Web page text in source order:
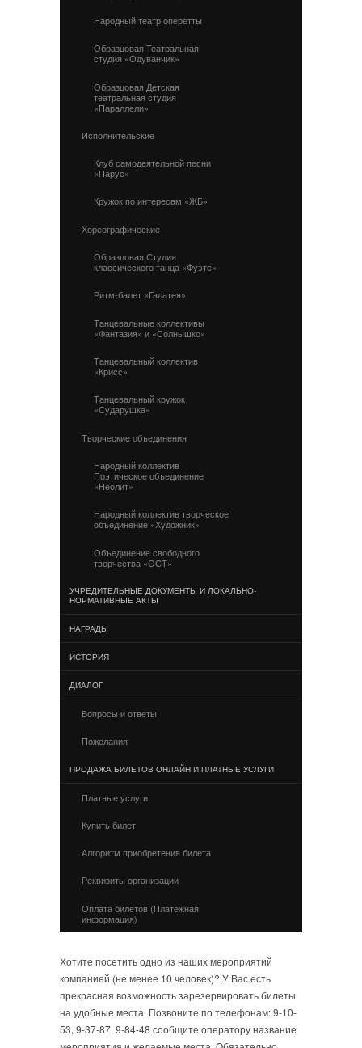
Народный театр оперетты
Образцовая Театральная
студия «Одуванчик»
Образцовая Детская
театральная студия
«Параллели»
Исполнительские
Клуб самодеятельной песни
«Парус»
Кружок по интересам «ЖБ»
Хореографические
Образцовая Студия
классического танца «Фуэте»
Ритм-балет «Галатея»
Танцевальные коллективы
«Фантазия» и «Солнышко»
Танцевальный коллектив
«Крисс»
Танцевальный кружок
«Сударушка»
Творческие объединения
Народный коллектив
Поэтическое объединение
«Неолит»
Народный коллектив творческое
объединение «Художник»
Объединение свободного
творчества «ОСТ»
УЧРЕДИТЕЛЬНЫЕ ДОКУМЕНТЫ И ЛОКАЛЬНО-
НОРМАТИВНЫЕ АКТЫ
НАГРАДЫ
ИСТОРИЯ
ДИАЛОГ
Вопросы и ответы
Пожелания
ПРОДАЖА БИЛЕТОВ ОНЛАЙН И ПЛАТНЫЕ УСЛУГИ
Платные услуги
Купить билет
Алгоритм приобретения билета
Реквизиты организации
Оплата билетов (Платежная
информация)
Хотите посетить одно из наших мероприятий
компанией (не менее 10 человек)? У Вас есть
прекрасная возможность зарезервировать билеты
на удобные места. Позвоните по телефонам: 9-10-
53, 9-37-87, 9-84-48 сообщите оператору название